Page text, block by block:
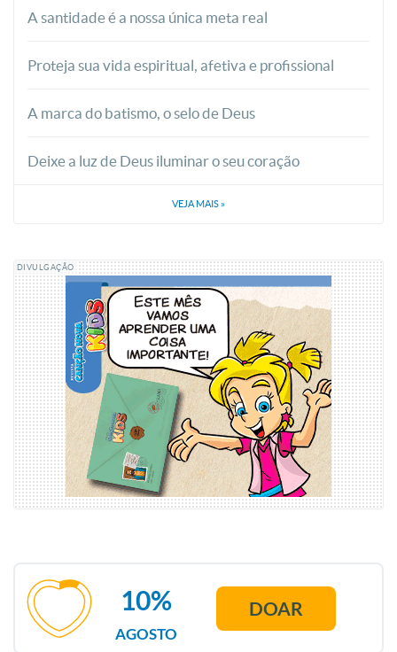
A santidade é a nossa única meta real
Proteja sua vida espiritual, afetiva e profissional
A marca do batismo, o selo de Deus
Deixe a luz de Deus iluminar o seu coração
VEJA MAIS »
DIVULGAÇÃO
AGOSTO
10% DOAR